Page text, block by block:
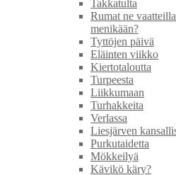
Takkatulta
Rumat ne
menikään?
Tyttöjen päivä
Eläinten viikko
Kiertotaloutta
Turpeesta
Liikkumaan
Turhakkeita
Verlassa
Liesjärven
Purkutaidetta
Mökkeilyä
Kävikö käry?